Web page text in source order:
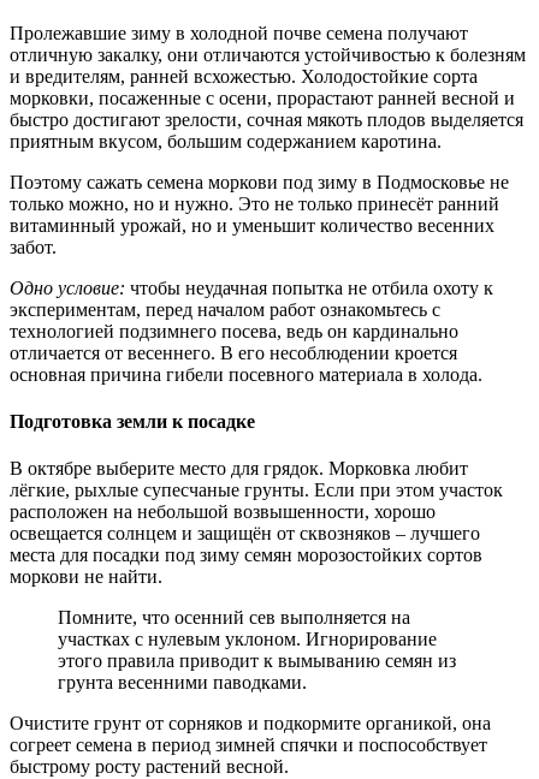
Пролежавшие зиму в холодной почве семена получают
отличную закалку, они отличаются устойчивостью к болезням
и вредителям, ранней всхожестью. Холодостойкие сорта
морковки, посаженные с осени, прорастают ранней весной и
быстро достигают зрелости, сочная мякоть плодов выделяется
приятным вкусом, большим содержанием каротина.
Поэтому сажать семена моркови под зиму в Подмосковье не
только можно, но и нужно. Это не только принесёт ранний
витаминный урожай, но и уменьшит количество весенних
забот.
Одно условие: чтобы неудачная попытка не отбила охоту к
экспериментам, перед началом работ ознакомьтесь с
технологией подзимнего посева, ведь он кардинально
отличается от весеннего. В его несоблюдении кроется
основная причина гибели посевного материала в холода.
Подготовка земли к посадке
В октябре выберите место для грядок. Морковка любит
лёгкие, рыхлые супесчаные грунты. Если при этом участок
расположен на небольшой возвышенности, хорошо
освещается солнцем и защищён от сквозняков – лучшего
места для посадки под зиму семян морозостойких сортов
моркови не найти.
Помните, что осенний сев выполняется на
участках с нулевым уклоном. Игнорирование
этого правила приводит к вымыванию семян из
грунта весенними паводками.
Очистите грунт от сорняков и подкормите органикой, она
согреет семена в период зимней спячки и поспособствует
быстрому росту растений весной.